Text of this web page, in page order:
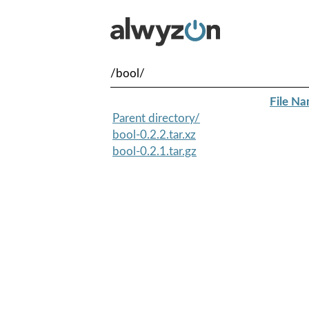
/bool/
File
Parent directory/
bool-0.2.2.tar.xz
bool-0.2.1.tar.gz